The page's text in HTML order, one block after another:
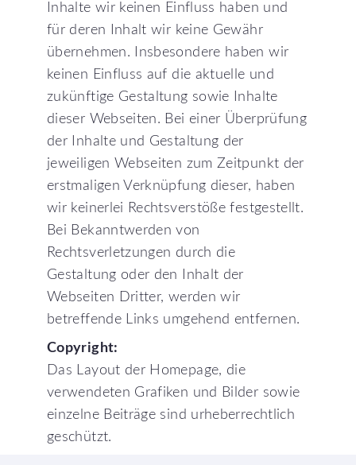
Inhalte wir keinen Einfluss haben und
für deren Inhalt wir keine Gewähr
übernehmen. Insbesondere haben wir
keinen Einfluss auf die aktuelle und
zukünftige Gestaltung sowie Inhalte
dieser Webseiten. Bei einer Überprüfung
der Inhalte und Gestaltung der
jeweiligen Webseiten zum Zeitpunkt der
erstmaligen Verknüpfung dieser, haben
wir keinerlei Rechtsverstöße festgestellt.
Bei Bekanntwerden von
Rechtsverletzungen durch die
Gestaltung oder den Inhalt der
Webseiten Dritter, werden wir
betreffende Links umgehend entfernen.
Copyright:
Das Layout der Homepage, die
verwendeten Grafiken und Bilder sowie
einzelne Beiträge sind urheberrechtlich
geschützt.